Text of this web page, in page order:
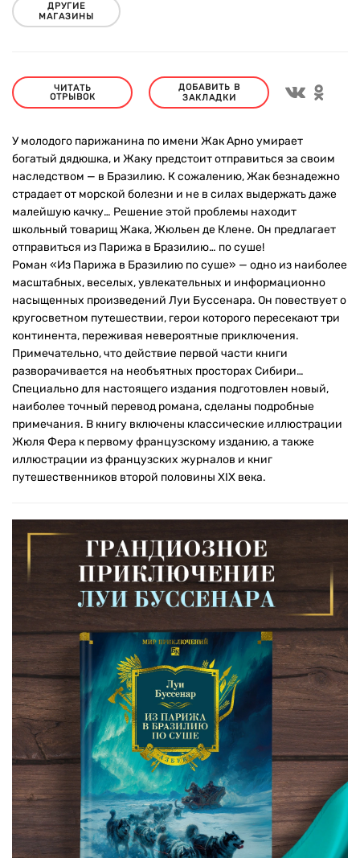
ДРУГИЕ
МАГАЗИНЫ
ЧИТАТЬ
ОТРЫВОК
ДОБАВИТЬ В
ЗАКЛАДКИ
У молодого парижанина по имени Жак Арно умирает
богатый дядюшка, и Жаку предстоит отправиться за своим
наследством — в Бразилию. К сожалению, Жак безнадежно
страдает от морской болезни и не в силах выдержать даже
малейшую качку… Решение этой проблемы находит
школьный товарищ Жака, Жюльен де Клене. Он предлагает
отправиться из Парижа в Бразилию… по суше!
Роман «Из Парижа в Бразилию по суше» — одно из наиболее
масштабных, веселых, увлекательных и информационно
насыщенных произведений Луи Буссенара. Он повествует о
кругосветном путешествии, герои которого пересекают три
континента, переживая невероятные приключения.
Примечательно, что действие первой части книги
разворачивается на необъятных просторах Сибири…
Специально для настоящего издания подготовлен новый,
наиболее точный перевод романа, сделаны подробные
примечания. В книгу включены классические иллюстрации
Жюля Фера к первому французскому изданию, а также
иллюстрации из французских журналов и книг
путешественников второй половины XIX века.